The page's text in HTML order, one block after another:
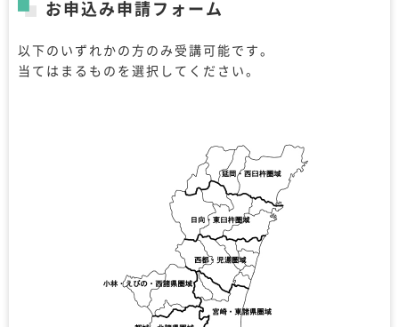
お申込み申請フォーム
以下のいずれかの方のみ受講可能です。
当てはまるものを選択してください。